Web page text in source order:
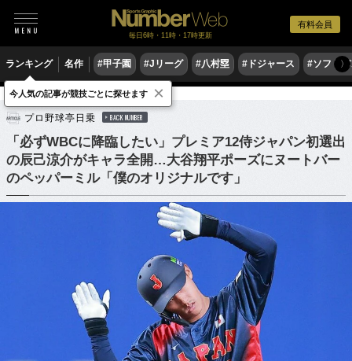
有料会員
毎日6時・11時・17時更新
ランキング 名作 #甲子園 #Jリーグ #八村塁 #ドジャース #ソフト〉
野球 プロ野球 侍ジャパン
プロ野球亭日乗 BACK NUMBER
「必ずWBCに降臨したい」プレミア12侍ジャパン初選出
の辰己涼介がキャラ全開…大谷翔平ポーズにヌートバー
のペッパーミル「僕のオリジナルです」
今人気の記事が競技ごとに探せます ×